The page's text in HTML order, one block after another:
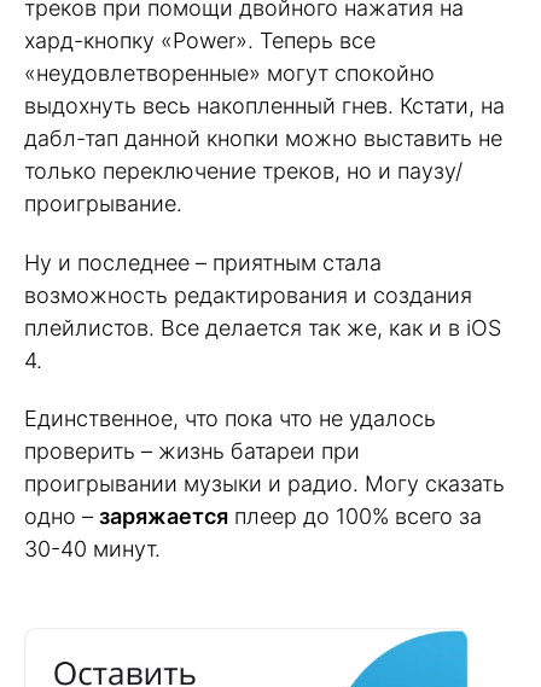
треков при помощи двойного нажатия на
хард-кнопку «Power». Теперь все
«неудовлетворенные» могут спокойно
выдохнуть весь накопленный гнев. Кстати, на
дабл-тап данной кнопки можно выставить не
только переключение треков, но и паузу/
проигрывание.
Ну и последнее – приятным стала
возможность редактирования и создания
плейлистов. Все делается так же, как и в iOS
4.
Единственное, что пока что не удалось
проверить – жизнь батареи при
проигрывании музыки и радио. Могу сказать
одно – заряжается плеер до 100% всего за
30-40 минут.